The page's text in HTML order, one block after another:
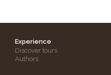
Experience
Discover tours
Authors